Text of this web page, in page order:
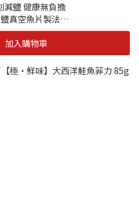
減鹽 健康無負擔
真空魚片製法
減鹽浸漬，讓您食用起來更健
康。
匠心 食在最方便
加入購物車